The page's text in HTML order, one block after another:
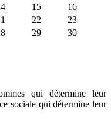
15
16
22
23
29
30
qui détermine leur
sociale qui détermine leur